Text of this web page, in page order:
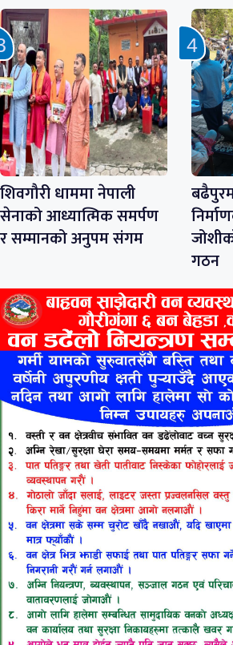
शिवगौरी धाममा नेपाली
सेनाको आध्यात्मिक समर्पण
र सम्मानको अनुपम संगम
गठन